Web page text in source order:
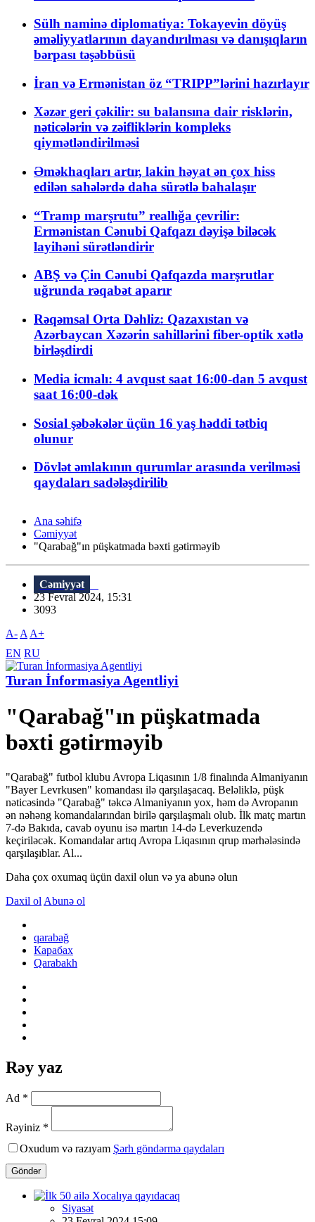
Sülh naminə diplomatiya: Tokayevin döyüş
əməliyyatlarının dayandırılması və danışıqların
bərpası təşəbbüsü
İran və Ermənistan öz “TRIPP”lərini hazırlayır
Xəzər geri çəkilir: su balansına dair risklərin,
nəticələrin və zəifliklərin kompleks
qiymətləndirilməsi
Əməkhaqları artır, lakin həyat ən çox hiss
edilən sahələrdə daha sürətlə bahalaşır
“Tramp marşrutu” reallığa çevrilir:
Ermənistan Cənubi Qafqazı dəyişə biləcək
layihəni sürətləndirir
ABŞ və Çin Cənubi Qafqazda marşrutlar
uğrunda rəqabət aparır
Rəqəmsal Orta Dəhliz: Qazaxıstan və
Azərbaycan Xəzərin sahillərini fiber-optik xətlə
birləşdirdi
Media icmalı: 4 avqust saat 16:00-dan 5 avqust
saat 16:00-dək
Sosial şəbəkələr üçün 16 yaş həddi tətbiq
olunur
Dövlət əmlakının qurumlar arasında verilməsi
qaydaları sadələşdirilib
Ana səhifə
Cəmiyyət
"Qarabağ"ın püşkatmada bəxti gətirməyib
Cəmiyyət
23 Fevral 2024, 15:31
3093
A- A A+
EN RU
Turan İnformasiya Agentliyi
"Qarabağ"ın püşkatmada
bəxti gətirməyib
"Qarabağ" futbol klubu Avropa Liqasının 1/8 finalında Almaniyanın
"Bayer Levrkusen" komandası ilə qarşılaşacaq. Beləliklə, püşk
nəticəsində "Qarabağ" təkcə Almaniyanın yox, həm də Avropanın
ən nəhəng komandalarından birilə qarşılaşmalı olub. İlk matç martın
7-də Bakıda, cavab oyunu isə martın 14-də Leverkuzendə
keçiriləcək. Komandalar artıq Avropa Liqasının qrup mərhələsində
qarşılaşıblar. Al...
Daha çox oxumaq üçün daxil olun və ya abunə olun
Daxil ol Abunə ol
qarabağ
Карабах
Qarabakh
Rəy yaz
Ad *
Rəyiniz *
Oxudum və razıyam Şərh göndərmə qaydaları
Göndər
Siyasət